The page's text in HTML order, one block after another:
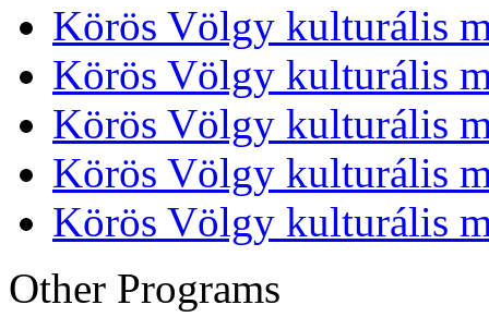
Körös Völgy kulturális
Körös Völgy kulturális
Körös Völgy kulturális
Körös Völgy kulturális
Körös Völgy kulturális
Other Programs